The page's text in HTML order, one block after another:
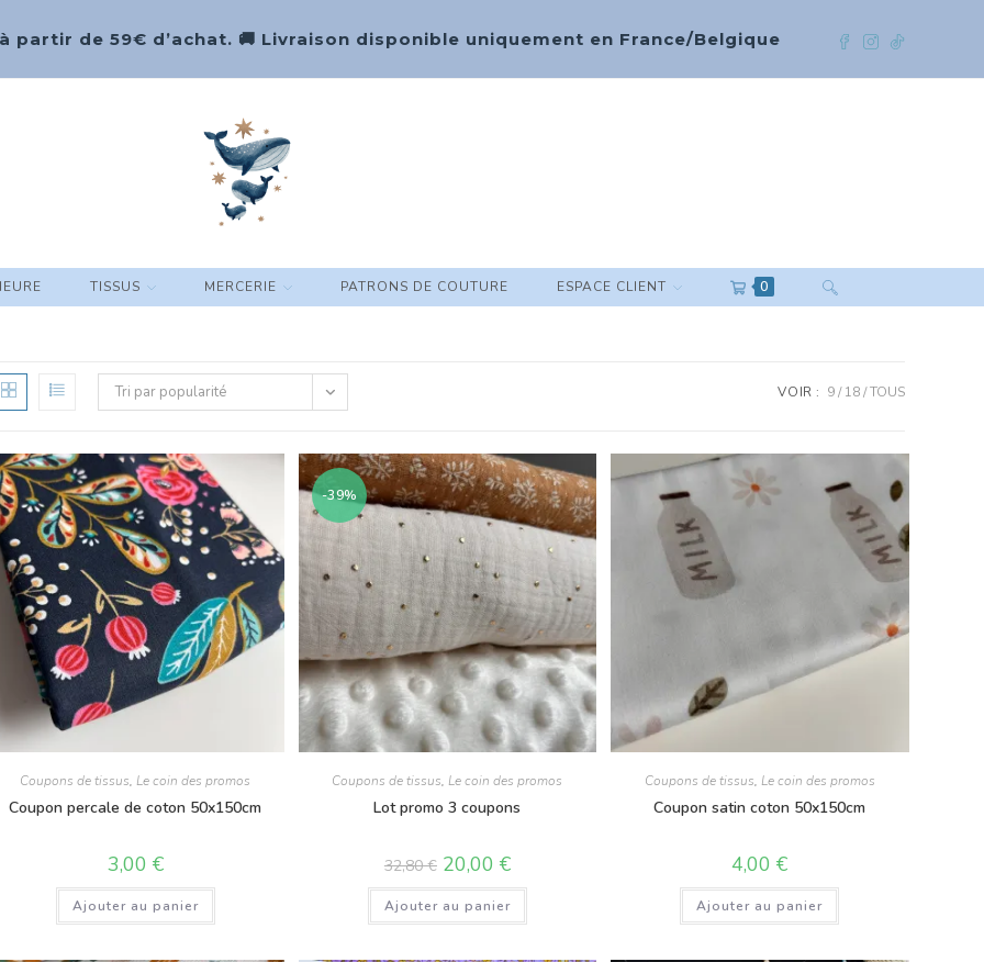
partir de 59€ d’achat. 🚚 Livraison disponible uniquement en France/Belgique
TISSUS MERCERIE PATRONS DE COUTURE ESPACE CLIENT 0
Tri par popularité VOIR : 9 18 TOUS
Coupons de tissus,Le coin des promos
Coupon percale de coton 50x150cm
3,00 €
Ajouter au panier
-39%
Coupons de tissus,Le coin des promos
Lot promo 3 coupons
32,80€ 20,00 €
Ajouter au panier
Coupons de tissus, Le coin des promos
Coupon satin coton 50x150cm
4,00€
Ajouter au panier